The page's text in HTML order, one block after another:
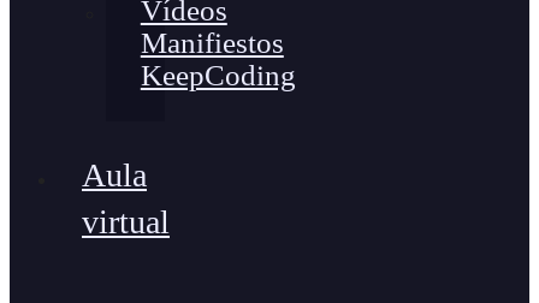
Vídeos
Manifiestos
KeepCoding
Aula
virtual